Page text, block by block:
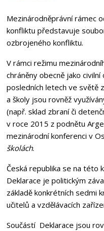
Mezinárodněprávní rámec
konfliktu představuje
ozbrojeného konfliktu.
V rámci režimu
chráněny obecně jako
posledních letech ve světě
a školy jsou rovněž
(např. sklad zbraní či
v roce 2015 z podnětu
mezinárodní konferenci v
školách.
Česká republika se na této
Deklarace je politickým
základě konkrétních sedmi
učitelů a vzdělávacích
Součástí Deklarace jsou